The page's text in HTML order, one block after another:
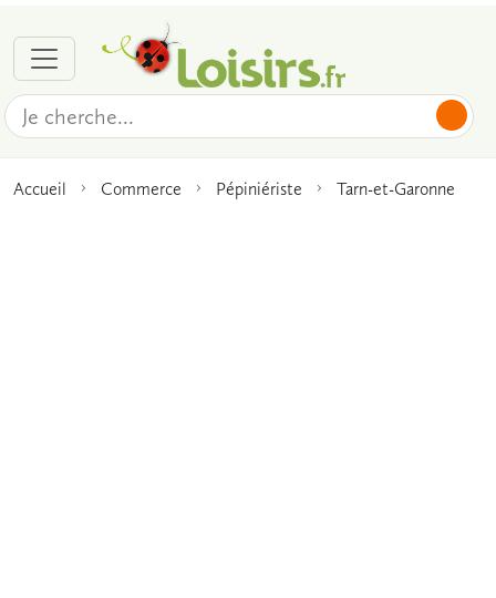
Accueil Commerce Pépiniériste Tarn-et-Garonne